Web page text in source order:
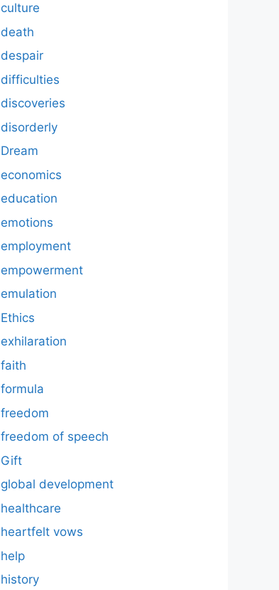
culture
death
despair
difficulties
discoveries
disorderly
Dream
economics
education
emotions
employment
empowerment
emulation
Ethics
exhilaration
faith
formula
freedom
freedom of speech
Gift
global development
healthcare
heartfelt vows
help
history